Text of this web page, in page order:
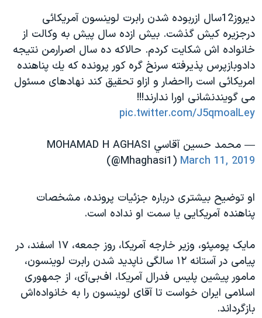
صفحه‌های ویژه
سفر پرزیدنت ترامپ به چین
ديروز12سال ازربوده شدن رابرت لوينسون آمريكائى
درجزيره كيش گذشت. بيش ازده سال پيش به وكالت از
خانواده اش شكايت كردم. حالاكه ده سال اصرارمن نتيجه
دادوبازپرس پذيرفته سرنخ گره كور پرونده كه يك پناهنده
امريكائى است رااحضار و ازاو تحقيق كند نهادهاى مسئول
مى گويندنشانى اورا ندارند!!!
pic.twitter.com/J5qmoalLey
— محمد حسين آقاسي MOHAMAD H AGHASI
(@Mhaghasi1) March 11, 2019
او توضیح بیشتری درباره جزئیات پرونده، مشخصات
پناهنده آمریکایی یا سمت او نداده است.
مایک پومپئو، وزیر خارجه آمریکا، روز جمعه، ۱۷ اسفند، در
پیامی در آستانه ۱۲ سالگی ناپدید شدن رابرت لوینسون،
مامور پیشین پلیس فدرال آمریکا، اف‌بی‌آی، از جمهوری
اسلامی ایران خواست تا آقای لوینسون را به خانواده‌اش
بازگرداند.